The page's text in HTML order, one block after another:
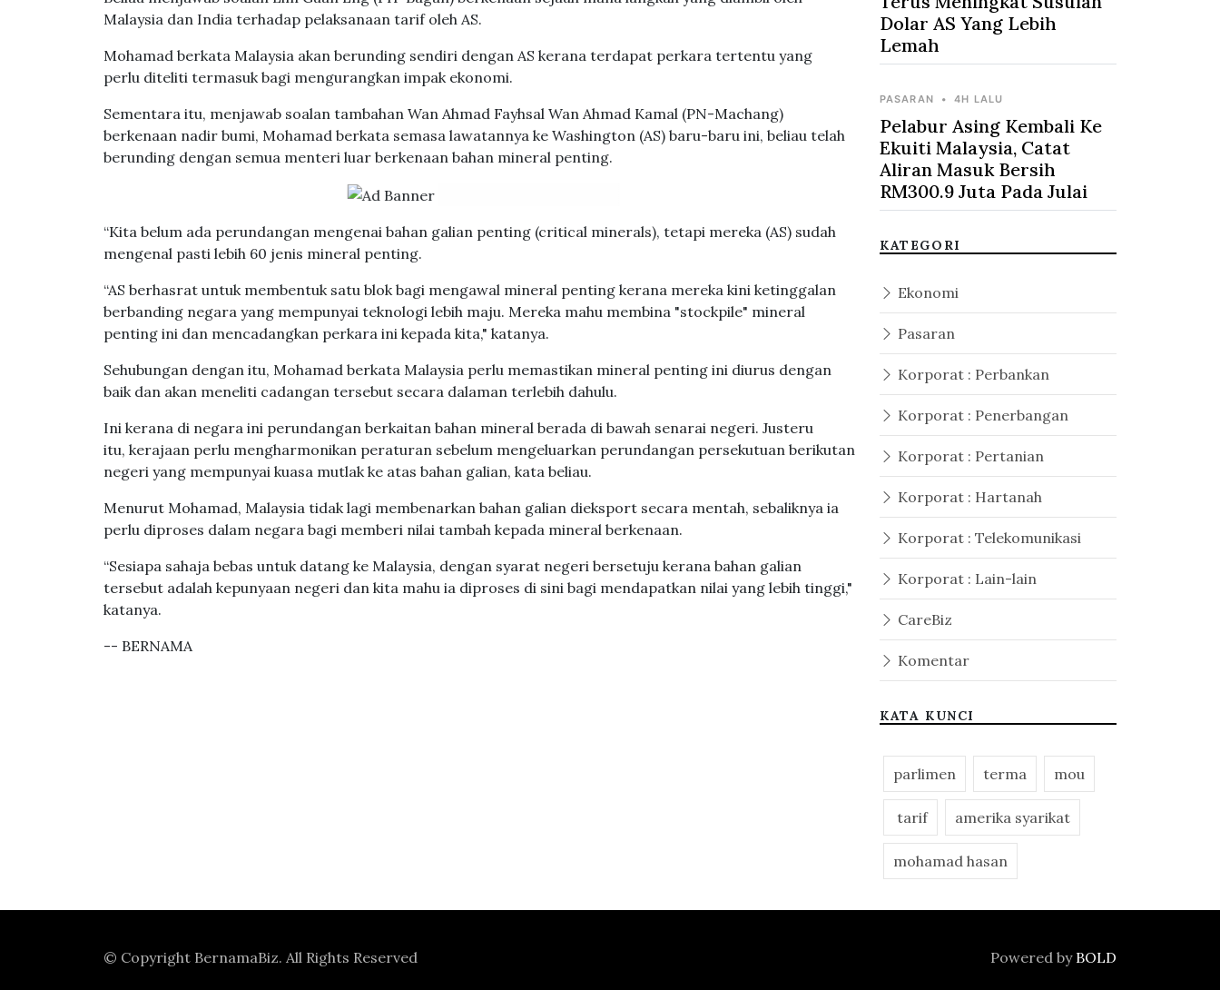
Malaysia dan India terhadap pelaksanaan tarif oleh AS.
Mohamad berkata Malaysia akan berunding sendiri dengan AS kerana terdapat perkara tertentu yang
perlu diteliti termasuk bagi mengurangkan impak ekonomi.
Sementara itu, menjawab soalan tambahan Wan Ahmad Fayhsal Wan Ahmad Kamal (PN-Machang)
berkenaan nadir bumi, Mohamad berkata semasa lawatannya ke Washington (AS) baru-baru ini, beliau telah
berunding dengan semua menteri luar berkenaan bahan mineral penting.
“Kita belum ada perundangan mengenai bahan galian penting (critical minerals), tetapi mereka (AS) sudah
mengenal pasti lebih 60 jenis mineral penting.
“AS berhasrat untuk membentuk satu blok bagi mengawal mineral penting kerana mereka kini ketinggalan
berbanding negara yang mempunyai teknologi lebih maju. Mereka mahu membina "stockpile" mineral
penting ini dan mencadangkan perkara ini kepada kita," katanya.
Sehubungan dengan itu, Mohamad berkata Malaysia perlu memastikan mineral penting ini diurus dengan
baik dan akan meneliti cadangan tersebut secara dalaman terlebih dahulu.
Ini kerana di negara ini perundangan berkaitan bahan mineral berada di bawah senarai negeri. Justeru
itu, kerajaan perlu mengharmonikan peraturan sebelum mengeluarkan perundangan persekutuan berikutan
negeri yang mempunyai kuasa mutlak ke atas bahan galian, kata beliau.
Menurut Mohamad, Malaysia tidak lagi membenarkan bahan galian dieksport secara mentah, sebaliknya ia
perlu diproses dalam negara bagi memberi nilai tambah kepada mineral berkenaan.
“Sesiapa sahaja bebas untuk datang ke Malaysia, dengan syarat negeri bersetuju kerana bahan galian
tersebut adalah kepunyaan negeri dan kita mahu ia diproses di sini bagi mendapatkan nilai yang lebih tinggi,"
katanya.
-- BERNAMA
Dolar AS Yang Lebih
Lemah
PASARAN • 4H LALU
Pelabur Asing Kembali Ke
Ekuiti Malaysia, Catat
Aliran Masuk Bersih
RM300.9 Juta Pada Julai
KATEGORI
Ekonomi
Pasaran
Korporat : Perbankan
Korporat : Penerbangan
Korporat : Pertanian
Korporat : Hartanah
Korporat : Telekomunikasi
Korporat : Lain-lain
CareBiz
Komentar
KATA KUNCI
parlimen terma mou
tarif amerika syarikat
mohamad hasan
© Copyright BernamaBiz. All Rights Reserved Powered by BOLD